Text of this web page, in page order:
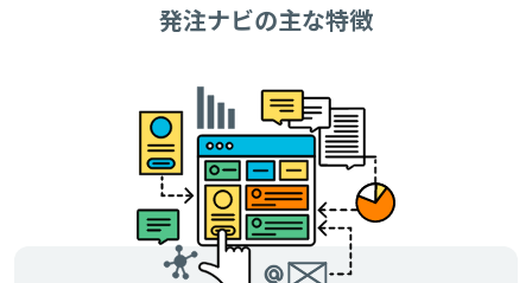
発注ナビの主な特徴